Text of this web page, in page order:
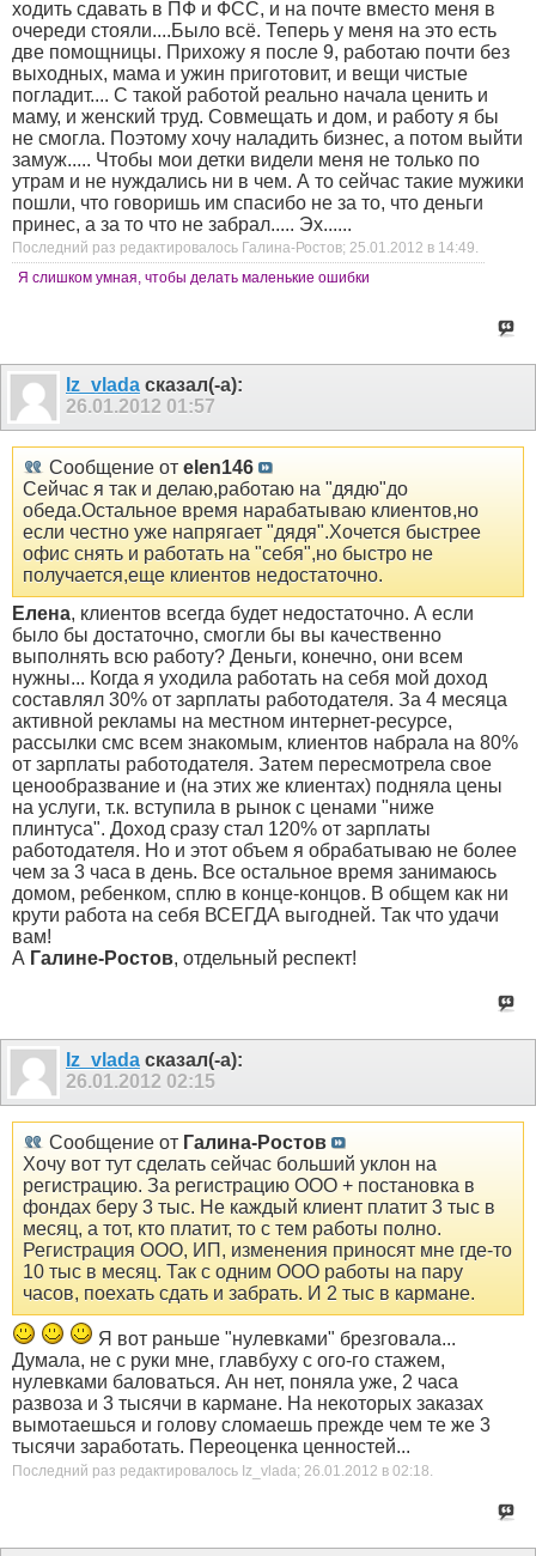
ходить сдавать в ПФ и ФСС, и на почте вместо меня в
очереди стояли....Было всё. Теперь у меня на это есть
две помощницы. Прихожу я после 9, работаю почти без
выходных, мама и ужин приготовит, и вещи чистые
погладит.... С такой работой реально начала ценить и
маму, и женский труд. Совмещать и дом, и работу я бы
не смогла. Поэтому хочу наладить бизнес, а потом выйти
замуж..... Чтобы мои детки видели меня не только по
утрам и не нуждались ни в чем. А то сейчас такие мужики
пошли, что говоришь им спасибо не за то, что деньги
принес, а за то что не забрал..... Эх......
Последний раз редактировалось Галина-Ростов; 25.01.2012 в 14:49.
Я слишком умная, чтобы делать маленькие ошибки
Iz_vlada сказал(-а):
26.01.2012 01:57
Сообщение от elen146
Сейчас я так и делаю,работаю на "дядю"до
обеда.Остальное время нарабатываю клиентов,но
если честно уже напрягает "дядя".Хочется быстрее
офис снять и работать на "себя",но быстро не
получается,еще клиентов недостаточно.
Елена, клиентов всегда будет недостаточно. А если
было бы достаточно, смогли бы вы качественно
выполнять всю работу? Деньги, конечно, они всем
нужны... Когда я уходила работать на себя мой доход
составлял 30% от зарплаты работодателя. За 4 месяца
активной рекламы на местном интернет-ресурсе,
рассылки смс всем знакомым, клиентов набрала на 80%
от зарплаты работодателя. Затем пересмотрела свое
ценообразвание и (на этих же клиентах) подняла цены
на услуги, т.к. вступила в рынок с ценами "ниже
плинтуса". Доход сразу стал 120% от зарплаты
работодателя. Но и этот объем я обрабатываю не более
чем за 3 часа в день. Все остальное время занимаюсь
домом, ребенком, сплю в конце-концов. В общем как ни
крути работа на себя ВСЕГДА выгодней. Так что удачи
вам!
А Галине-Ростов, отдельный респект!
Iz_vlada сказал(-а):
26.01.2012 02:15
Сообщение от Галина-Ростов
Хочу вот тут сделать сейчас больший уклон на
регистрацию. За регистрацию ООО + постановка в
фондах беру 3 тыс. Не каждый клиент платит 3 тыс в
месяц, а тот, кто платит, то с тем работы полно.
Регистрация ООО, ИП, изменения приносят мне где-то
10 тыс в месяц. Так с одним ООО работы на пару
часов, поехать сдать и забрать. И 2 тыс в кармане.
Я вот раньше "нулевками" брезговала...
Думала, не с руки мне, главбуху с ого-го стажем,
нулевками баловаться. Ан нет, поняла уже, 2 часа
развоза и 3 тысячи в кармане. На некоторых заказах
вымотаешься и голову сломаешь прежде чем те же 3
тысячи заработать. Переоценка ценностей...
Последний раз редактировалось Iz_vlada; 26.01.2012 в 02:18